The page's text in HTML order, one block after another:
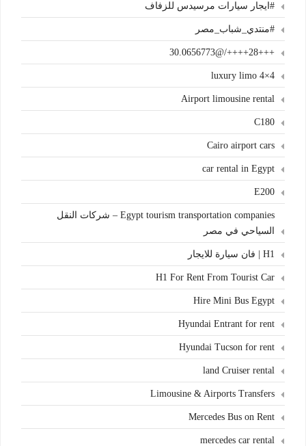
#ايجار سيارات مرسيدس للزفاف
#منتدي_شباب_مصر
+++28++++/@30.0656773
4×4 luxury limo
Airport limousine rental
C180
Cairo airport cars
car rental in Egypt
E200
Egypt tourism transportation companies – شركات النقل
السياحي في مصر
H1 | فان سيارة للايجار
H1 For Rent From Tourist Car
Hire Mini Bus Egypt
Hyundai Entrant for rent
Hyundai Tucson for rent
land Cruiser rental
Limousine & Airports Transfers
Mercedes Bus on Rent
mercedes car rental